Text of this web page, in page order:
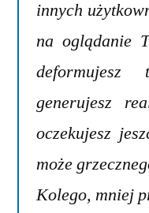
innych
na oglądanie
generujesz
oczekujesz
może
Kolego, mniej